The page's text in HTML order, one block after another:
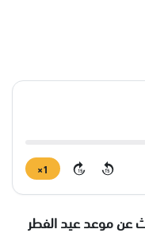
15
15
1×
عن موعد عيد الفطر